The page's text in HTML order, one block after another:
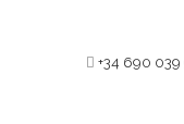
+34 690 039